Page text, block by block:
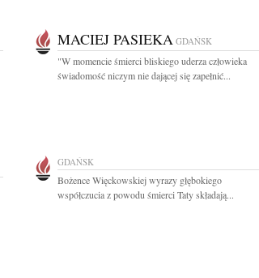
MACIEJ PASIEKA GDAŃSK
"W momencie śmierci bliskiego uderza człowieka
świadomość niczym nie dającej się zapełnić...
GDAŃSK
Bożence Więckowskiej wyrazy głębokiego
współczucia z powodu śmierci Taty składają...